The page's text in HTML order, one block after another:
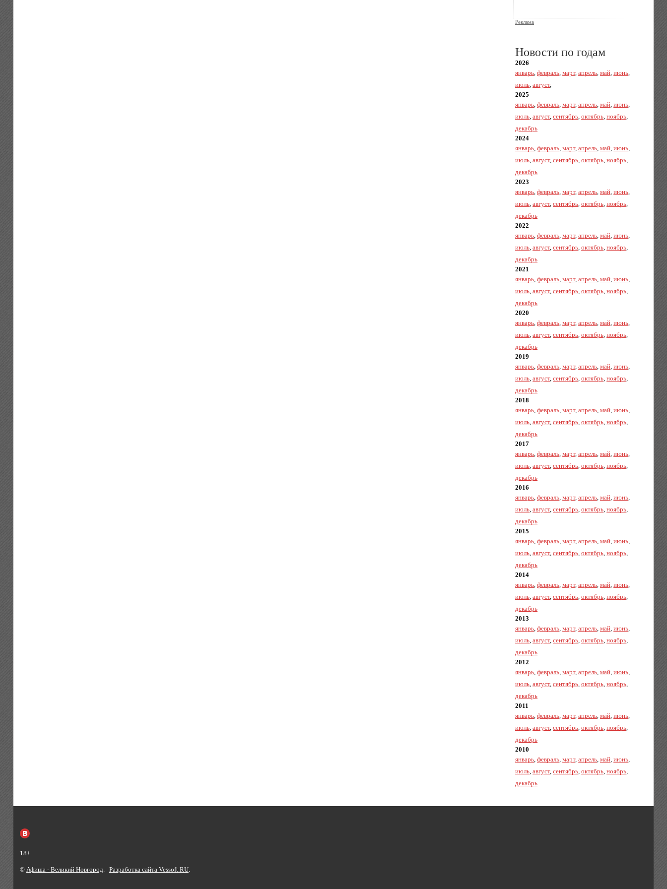
Реклама
Новости по годам
2026
январь,февраль,март,апрель,май,июнь,
июль,август,
2025
январь,февраль,март,апрель,май,июнь,
июль,август,сентябрь,октябрь,ноябрь,
декабрь
2024
январь,февраль,март,апрель,май,июнь,
июль,август,сентябрь,октябрь,ноябрь,
декабрь
2023
январь,февраль,март,апрель,май,июнь,
июль,август,сентябрь,октябрь,ноябрь,
декабрь
2022
январь,февраль,март,апрель,май,июнь,
июль,август,сентябрь,октябрь,ноябрь,
декабрь
2021
январь,февраль,март,апрель,май,июнь,
июль,август,сентябрь,октябрь,ноябрь,
декабрь
2020
январь,февраль,март,апрель,май,июнь,
июль,август,сентябрь,октябрь,ноябрь,
декабрь
2019
январь,февраль,март,апрель,май,июнь,
июль,август,сентябрь,октябрь,ноябрь,
декабрь
2018
январь,февраль,март,апрель,май,июнь,
июль,август,сентябрь,октябрь,ноябрь,
декабрь
2017
январь,февраль,март,апрель,май,июнь,
июль,август,сентябрь,октябрь,ноябрь,
декабрь
2016
январь,февраль,март,апрель,май,июнь,
июль,август,сентябрь,октябрь,ноябрь,
декабрь
2015
январь,февраль,март,апрель,май,июнь,
июль,август,сентябрь,октябрь,ноябрь,
декабрь
2014
январь,февраль,март,апрель,май,июнь,
июль,август,сентябрь,октябрь,ноябрь,
декабрь
2013
январь,февраль,март,апрель,май,июнь,
июль,август,сентябрь,октябрь,ноябрь,
декабрь
2012
январь,февраль,март,апрель,май,июнь,
июль,август,сентябрь,октябрь,ноябрь,
декабрь
2011
январь,февраль,март,апрель,май,июнь,
июль,август,сентябрь,октябрь,ноябрь,
декабрь
2010
январь,февраль,март,апрель,май,июнь,
июль,август,сентябрь,октябрь,ноябрь,
декабрь
18+
© Афиша - Великий Новгород Разработка сайта Vessoft.RU.